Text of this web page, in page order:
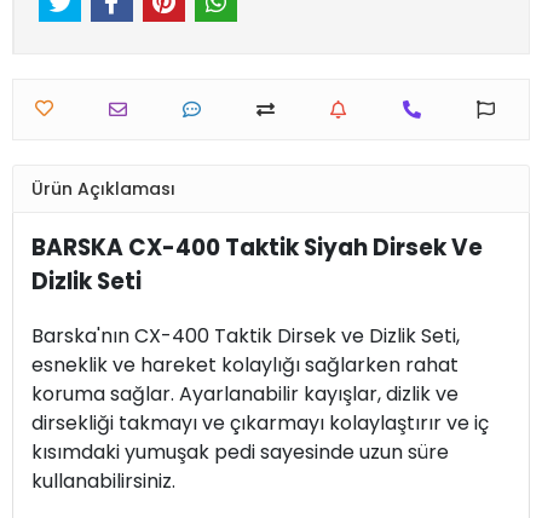
Ürün Açıklaması
BARSKA CX-400 Taktik Siyah Dirsek Ve
Dizlik Seti
Barska'nın CX-400 Taktik Dirsek ve Dizlik Seti,
esneklik ve hareket kolaylığı sağlarken rahat
koruma sağlar. Ayarlanabilir kayışlar, dizlik ve
dirsekliği takmayı ve çıkarmayı kolaylaştırır ve iç
kısımdaki yumuşak pedi sayesinde uzun süre
kullanabilirsiniz.